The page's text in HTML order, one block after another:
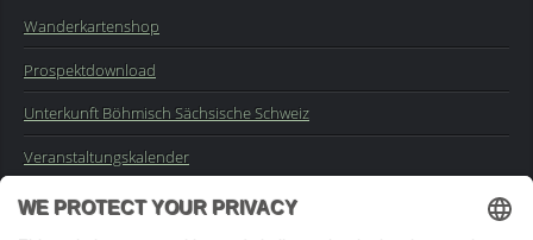
Wanderkartenshop
Prospektdownload
Unterkunft Böhmisch Sächsische Schweiz
Veranstaltungskalender